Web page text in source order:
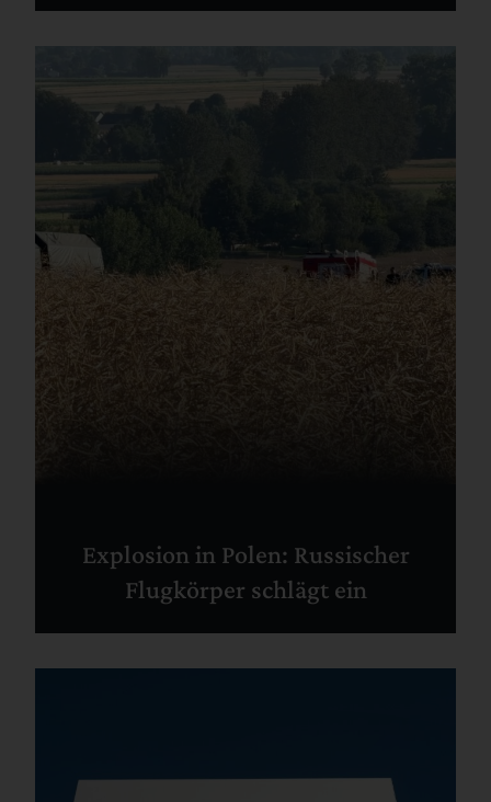
Explosion in Polen: Russischer
Flugkörper schlägt ein